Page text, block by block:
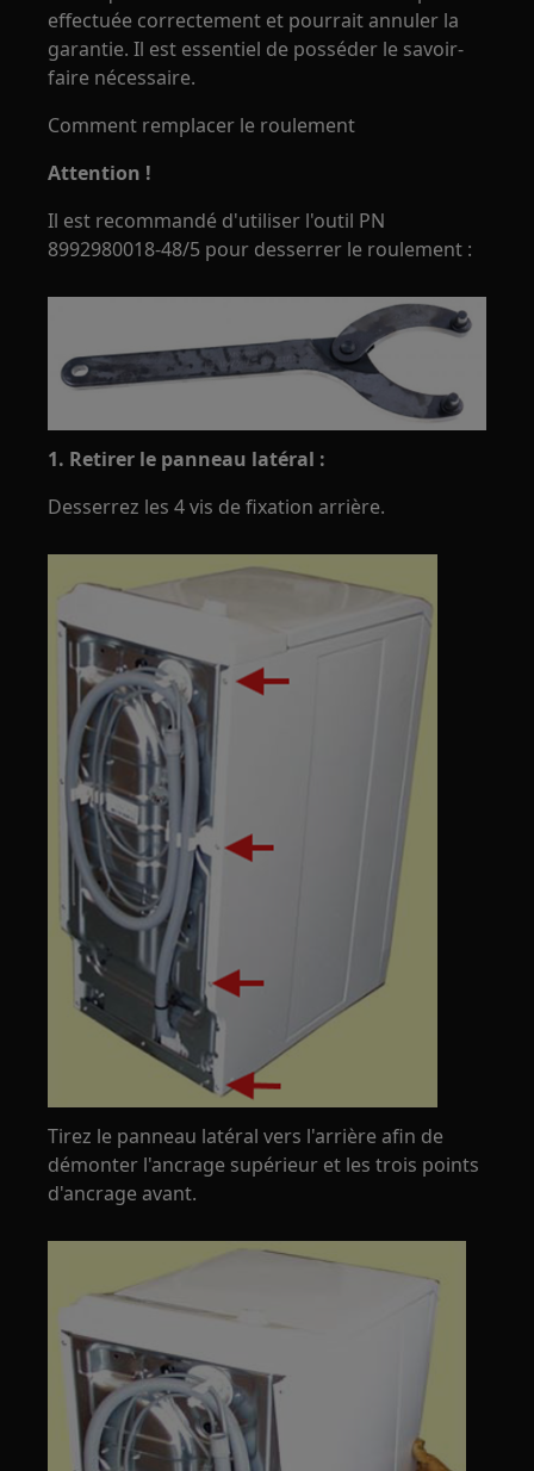
effectuée correctement et pourrait annuler la
garantie. Il est essentiel de posséder le savoir-
faire nécessaire.
Comment remplacer le roulement
Attention !
Il est recommandé d'utiliser l'outil PN
8992980018-48/5 pour desserrer le roulement :
1. Retirer le panneau latéral :
Desserrez les 4 vis de fixation arrière.
Tirez le panneau latéral vers l'arrière afin de
démonter l'ancrage supérieur et les trois points
d'ancrage avant.